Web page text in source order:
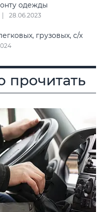
одежды
28.06.2023
грузовых, с/х
прочитать